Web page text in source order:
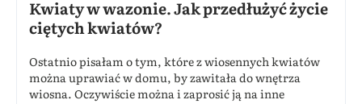
Kwiaty w wazonie. Jak przedłużyć życie
ciętych kwiatów?
Ostatnio pisałam o tym, które z wiosennych kwiatów
można uprawiać w domu, by zawitała do wnętrza
wiosna. Oczywiście można i zaprosić ją na inne